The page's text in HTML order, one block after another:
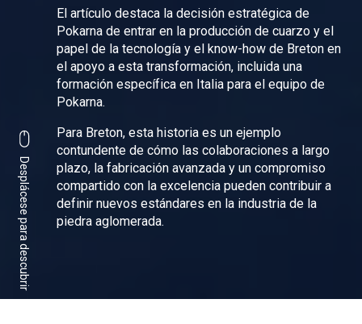
El artículo destaca la decisión estratégica de
Pokarna de entrar en la producción de cuarzo y el
papel de la tecnología y el know-how de Breton en
el apoyo a esta transformación, incluida una
formación específica en Italia para el equipo de
Pokarna.
Para Breton, esta historia es un ejemplo
contundente de cómo las colaboraciones a largo
plazo, la fabricación avanzada y un compromiso
compartido con la excelencia pueden contribuir a
definir nuevos estándares en la industria de la
piedra aglomerada.
Desplácese para descubrir